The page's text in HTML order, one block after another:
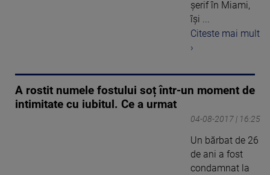
şerif în Miami,
îşi ...
Citeste mai mult
›
A rostit numele fostului soț într-un moment de
intimitate cu iubitul. Ce a urmat
04-08-2017 | 16:25
Un bărbat de 26
de ani a fost
condamnat la